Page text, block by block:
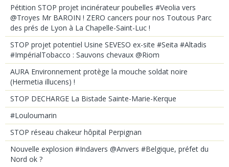
Pétition STOP projet incinérateur poubelles #Veolia vers
@Troyes Mr BAROIN ! ZERO cancers pour nos Toutous Parc
des prés de Lyon à La Chapelle-Saint-Luc !
STOP projet potentiel Usine SEVESO ex-site #Seita #Altadis
#ImpérialTobacco : Sauvons chevaux @Riom
AURA Environnement protège la mouche soldat noire
(Hermetia illucens) !
STOP DECHARGE La Bistade Sainte-Marie-Kerque
#Louloumarin
STOP réseau chakeur hôpital Perpignan
Nouvelle explosion #Indavers @Anvers #Belgique, préfet du
Nord ok ?